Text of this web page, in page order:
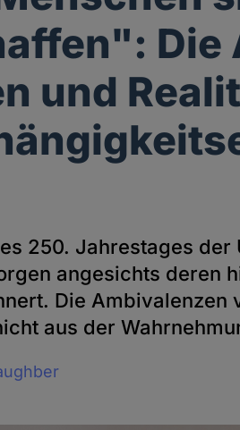
Die
und
250. Jahrestages
angesichts deren
Die Ambivalenzen
aus der